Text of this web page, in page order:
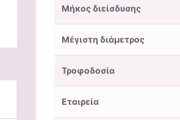
Μήκος διείσδυσης
Μέγιστη διάμετρος
Τροφοδοσία
Εταιρεία